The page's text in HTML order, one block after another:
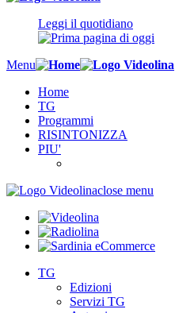
Leggi il quotidiano
Menu
Home
TG
Programmi
RISINTONIZZA
PIU'
close menu
TG
Edizioni
Servizi TG